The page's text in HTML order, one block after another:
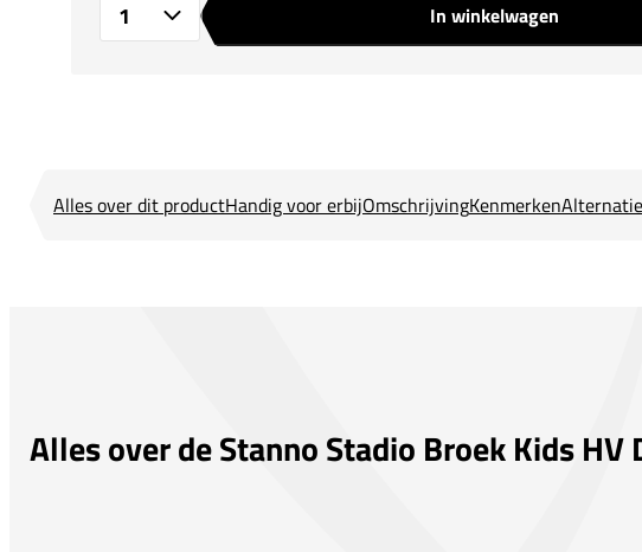
In winkelwagen
Alles over dit productHandig voor erbijOmschrijvingKenmerken
Alles over de Stanno Stadio Broek Kids HV